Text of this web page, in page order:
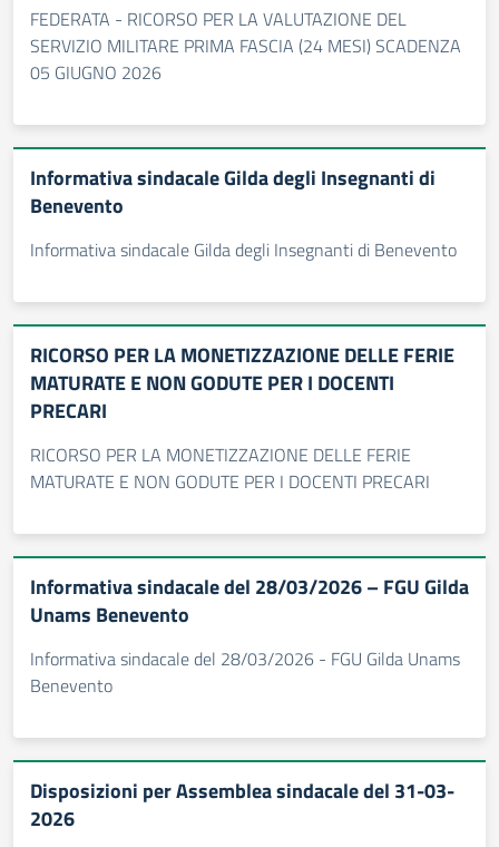
FEDERATA - RICORSO PER LA VALUTAZIONE DEL
SERVIZIO MILITARE PRIMA FASCIA (24 MESI) SCADENZA
05 GIUGNO 2026
Informativa sindacale Gilda degli Insegnanti di
Benevento
Informativa sindacale Gilda degli Insegnanti di Benevento
RICORSO PER LA MONETIZZAZIONE DELLE FERIE
MATURATE E NON GODUTE PER I DOCENTI
PRECARI
RICORSO PER LA MONETIZZAZIONE DELLE FERIE
MATURATE E NON GODUTE PER I DOCENTI PRECARI
Informativa sindacale del 28/03/2026 – FGU Gilda
Unams Benevento
Informativa sindacale del 28/03/2026 - FGU Gilda Unams
Benevento
Disposizioni per Assemblea sindacale del 31-03-
2026